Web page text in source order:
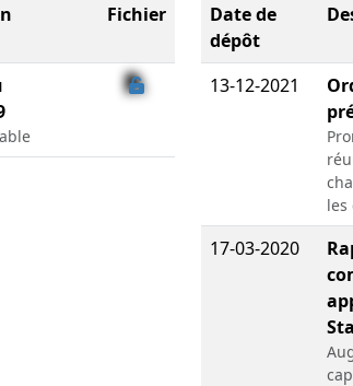
Fichier
Date de
dépôt
13-12-2021
les
17-03-2020